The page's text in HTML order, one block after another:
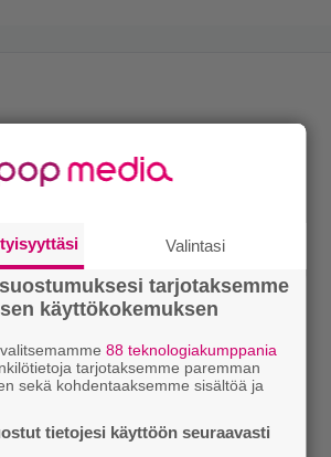
Valintasi
tarjotaksemme
käyttökokemuksen
88 teknologiakumppania
tarjotaksemme paremman
sekä kohdentaaksemme sisältöä ja
tietojesi käyttöön seuraavasti